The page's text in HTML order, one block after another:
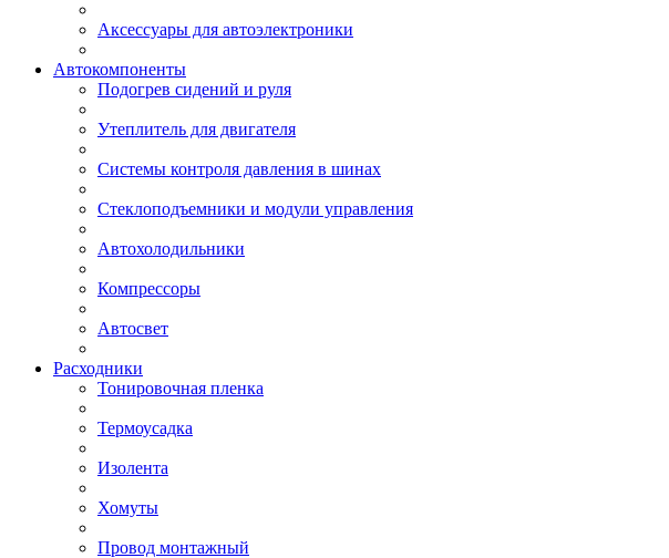
Аксессуары для автоэлектроники
Автокомпоненты
Подогрев сидений и руля
Утеплитель для двигателя
Системы контроля давления в шинах
Стеклоподъемники и модули управления
Автохолодильники
Компрессоры
Автосвет
Расходники
Тонировочная пленка
Термоусадка
Изолента
Хомуты
Провод монтажный